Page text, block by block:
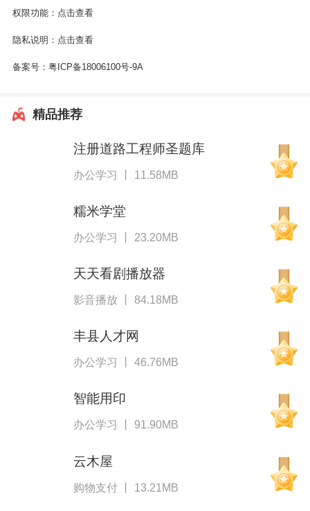
权限功能： 点击查看
隐私说明： 点击查看
备案号： 粤ICP备18006100号-9A
精品推荐
注册道路工程师圣题库
办公学习 丨 11.58MB
糯米学堂
办公学习 丨 23.20MB
天天看剧播放器
影音播放 丨 84.18MB
丰县人才网
办公学习 丨 46.76MB
智能用印
办公学习 丨 91.90MB
云木屋
购物支付 丨 13.21MB